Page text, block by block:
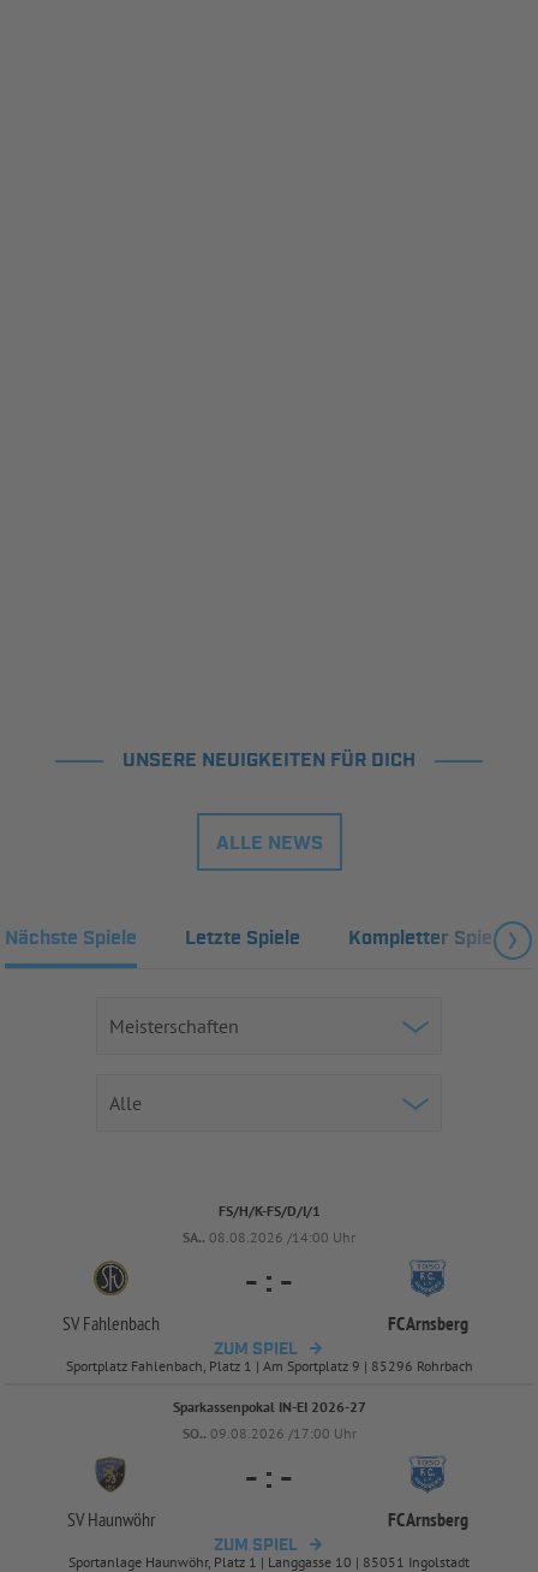
UNSERE NEUIGKEITEN FÜR DICH
ALLE NEWS
Nächste Spiele Letzte Spiele Kompletter Spielplan
FS/H/K-FS/D/I/1
SA.. 08.08.2026 /14:00 Uhr
SV Fahlenbach
- : -
FC Arnsberg
ZUM SPIEL
Sportplatz Fahlenbach, Platz 1 | Am Sportplatz 9 | 85296 Rohrbach
Sparkassenpokal IN-EI 2026-27
SO.. 09.08.2026 /17:00 Uhr
SV Haunwöhr
- : -
FC Arnsberg
ZUM SPIEL
Sportanlage Haunwöhr, Platz 1 | Langgasse 10 | 85051 Ingolstadt